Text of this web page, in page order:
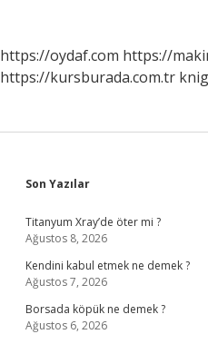
https://oydaf.com https://
https://kursburada.com.tr
Sidebar
Son Yazılar
Titanyum Xray’de öter mi ?
Ağustos 8, 2026
Kendini kabul etmek ne demek ?
Ağustos 7, 2026
Borsada köpük ne demek ?
Ağustos 6, 2026